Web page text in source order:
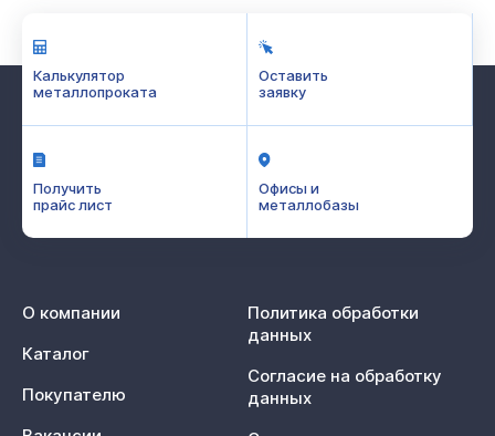
Калькулятор
металлопроката
Оставить
заявку
Получить
прайс лист
Офисы и
металлобазы
О компании
Каталог
Покупателю
Политика обработки
данных
Согласие на обработку
данных